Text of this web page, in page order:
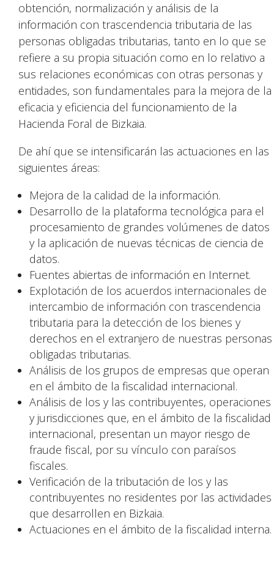
obtención, normalización y análisis de la
información con trascendencia tributaria de las
personas obligadas tributarias, tanto en lo que se
refiere a su propia situación como en lo relativo a
sus relaciones económicas con otras personas y
entidades, son fundamentales para la mejora de la
eficacia y eficiencia del funcionamiento de la
Hacienda Foral de Bizkaia.
De ahí que se intensificarán las actuaciones en las
siguientes áreas:
Mejora de la calidad de la información.
Desarrollo de la plataforma tecnológica para el
procesamiento de grandes volúmenes de datos
y la aplicación de nuevas técnicas de ciencia de
datos.
Fuentes abiertas de información en Internet.
Explotación de los acuerdos internacionales de
intercambio de información con trascendencia
tributaria para la detección de los bienes y
derechos en el extranjero de nuestras personas
obligadas tributarias.
Análisis de los grupos de empresas que operan
en el ámbito de la fiscalidad internacional.
Análisis de los y las contribuyentes, operaciones
y jurisdicciones que, en el ámbito de la fiscalidad
internacional, presentan un mayor riesgo de
fraude fiscal, por su vínculo con paraísos
fiscales.
Verificación de la tributación de los y las
contribuyentes no residentes por las actividades
que desarrollen en Bizkaia.
Actuaciones en el ámbito de la fiscalidad interna.